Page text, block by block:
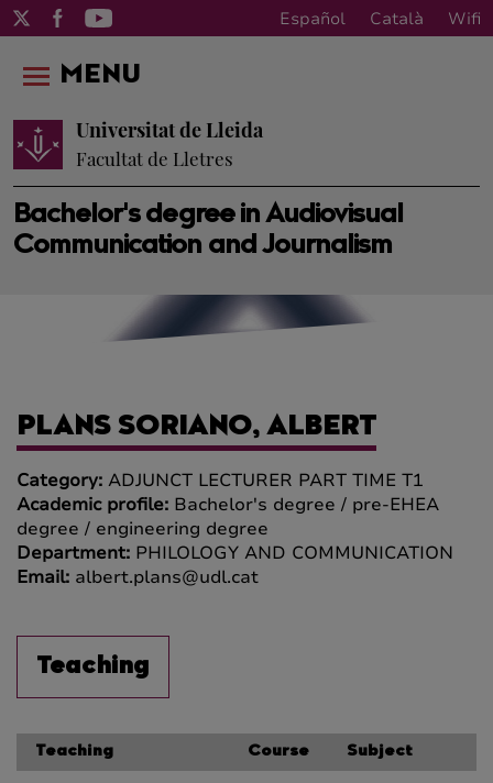
Español Català Wifi
Bachelor's degree in Audiovisual
Communication and Journalism
Universitat de Lleida
Facultat de Lletres
MENU
PLANS SORIANO, ALBERT
Category: ADJUNCT LECTURER PART TIME T1
Academic profile: Bachelor's degree / pre-EHEA
degree / engineering degree
Department: PHILOLOGY AND COMMUNICATION
Email: albert.plans@udl.cat
Teaching
Teaching Course Subject